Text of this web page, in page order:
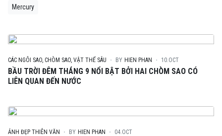
Mercury
CÁC NGÔI SAO, CHÒM SAO, VẬT THỂ SÂU BY HIEN PHAN 10.OCT
BẦU TRỜI ĐÊM THÁNG 9 NỔI BẬT BỞI HAI CHÒM SAO CÓ
LIÊN QUAN ĐẾN NƯỚC
ẢNH ĐẸP THIÊN VĂN BY HIEN PHAN 04.OCT